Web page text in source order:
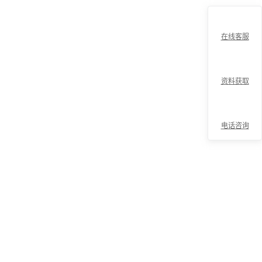
在线客服
资料获取
电话咨询